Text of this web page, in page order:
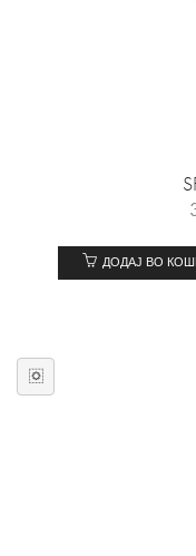
ДОДАЈ ВО